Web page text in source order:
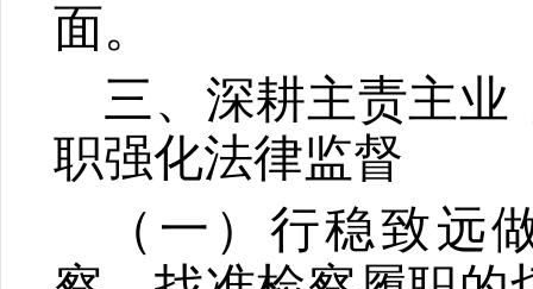
面。
三、深耕主责主业
职强化法律监督
（一）行稳致远